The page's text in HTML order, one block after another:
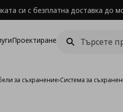
си с безплатна доставка до
Проектиране
за съхранение›Система за